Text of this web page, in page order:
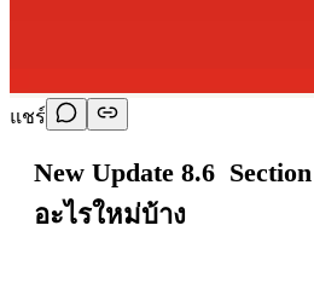
แชร์
New Update 8.6
อะไรใหม่บ้าง